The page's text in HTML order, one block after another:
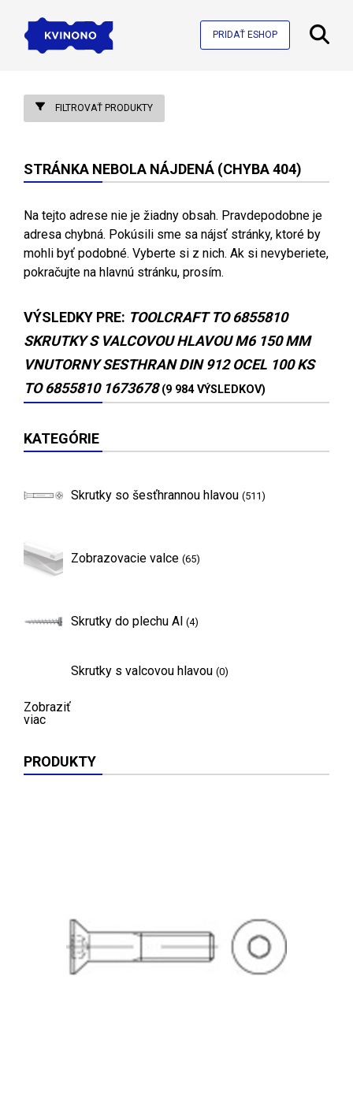
PRIDAŤ ESHOP
FILTROVAŤ PRODUKTY
STRÁNKA NEBOLA NÁJDENÁ (CHYBA 404)
Na tejto adrese nie je žiadny obsah. Pravdepodobne je
adresa chybná. Pokúsili sme sa nájsť stránky, ktoré by
mohli byť podobné. Vyberte si z nich. Ak si nevyberiete,
pokračujte na hlavnú stránku, prosím.
VÝSLEDKY PRE: TOOLCRAFT TO 6855810
SKRUTKY S VALCOVOU HLAVOU M6 150 MM
VNUTORNY SESTHRAN DIN 912 OCEL 100 KS
TO 6855810 1673678 (9 984 VÝSLEDKOV)
KATEGÓRIE
Skrutky so šesťhrannou hlavou (511)
Zobrazovacie valce (65)
Skrutky do plechu Al (4)
Skrutky s valcovou hlavou (0)
Zobraziť
viac
PRODUKTY